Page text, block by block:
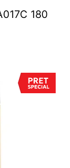
180